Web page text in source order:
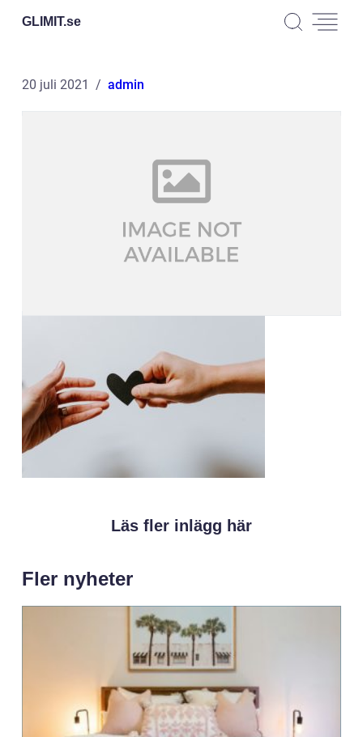
GLIMIT.se
20 juli 2021 admin
Läs fler inlägg här
Fler nyheter